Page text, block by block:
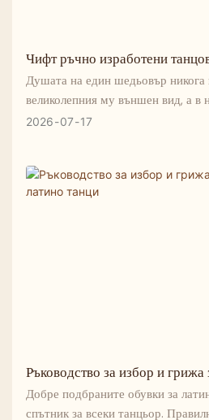
Чифт ръчно изработени
отдаденост и прецизност
Душата на един шедьовър никога
великолепния му външен вид, а в
вдъхновени от майсторството.
мания, която поддържаме повече
2026 07 17
Ръководство за избор и грижа
латино танци
Добре подбраните обувки за
спътник за всеки танцьор.